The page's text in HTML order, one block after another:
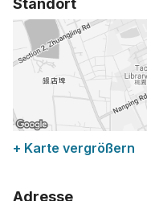
+ Karte vergrößern
Adresse